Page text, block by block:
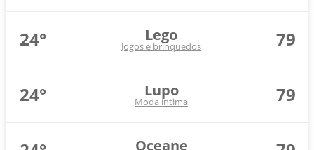
24° Lego
Jogos e brinquedos 79
24° Lupo
Moda íntima 79
Oceane